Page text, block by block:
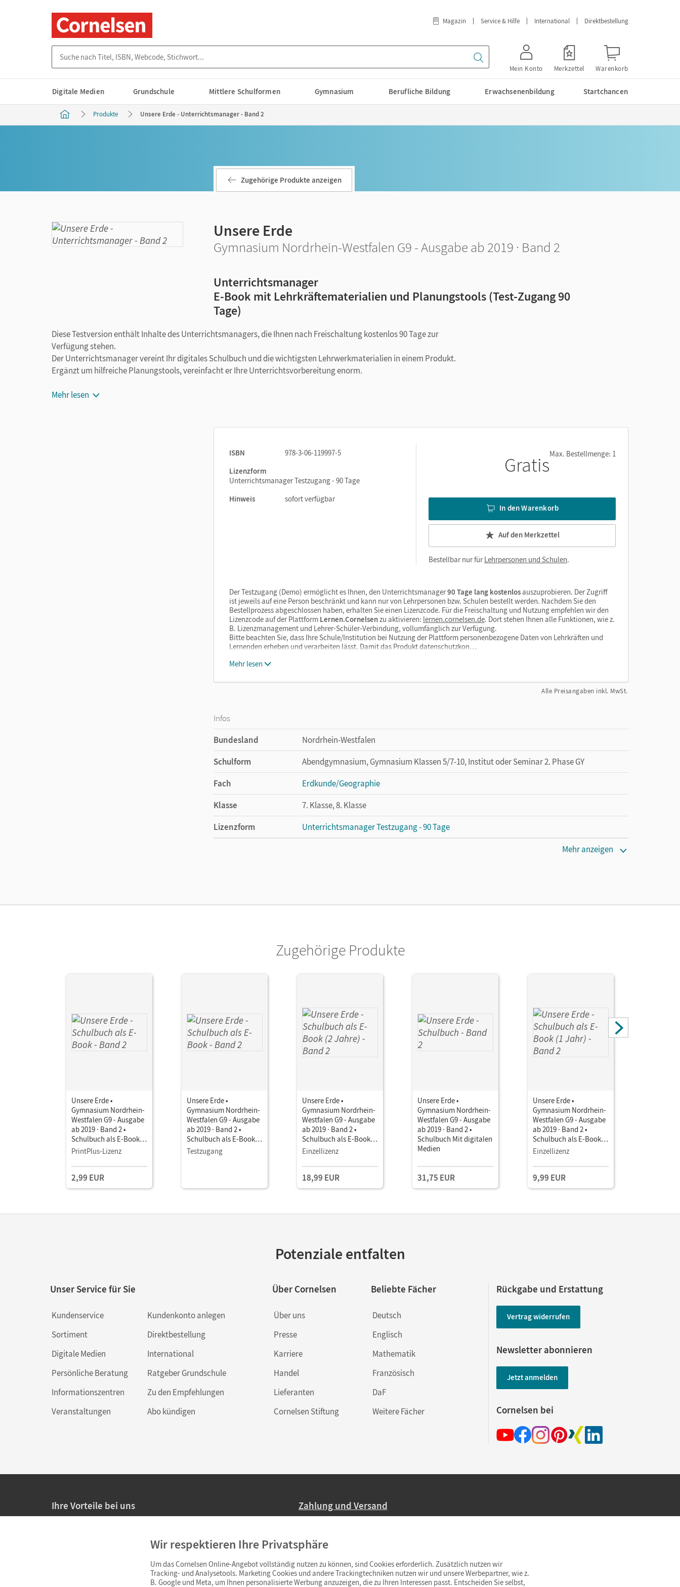
Magazin Service & Hilfe International Direktbestellung
Mein Konto Merkzettel Warenkorb
Digitale Medien Grundschule Mittlere Schulformen Gymnasium Berufliche Bildung Erwachsenenbildung Startchancen
Produkte Unsere Erde - Unterrichtsmanager - Band 2
Zugehörige Produkte anzeigen
Unsere Erde
Gymnasium Nordrhein-Westfalen G9 - Ausgabe ab 2019 · Band 2
Unterrichtsmanager
E-Book mit Lehrkräftematerialien und Planungstools (Test-Zugang 90
Tage)
Diese Testversion enthält Inhalte des Unterrichtsmanagers, die Ihnen nach Freischaltung kostenlos 90 Tage zur
Verfügung stehen.
Der Unterrichtsmanager vereint Ihr digitales Schulbuch und die wichtigsten Lehrwerkmaterialien in einem Produkt.
Ergänzt um hilfreiche Planungstools, vereinfacht er Ihre Unterrichtsvorbereitung enorm.
Mehr lesen
ISBN
978-3-06-119997-5
Lizenzform
Unterrichtsmanager Testzugang - 90 Tage
Hinweis
sofort verfügbar
GratisMax. Bestellmenge: 1
In den Warenkorb
Auf den Merkzettel
Bestellbar nur fürLehrpersonen und Schulen.
Der Testzugang (Demo) ermöglicht es Ihnen, den Unterrichtsmanager90 Tage lang kostenlosauszuprobieren. Der Zugriff
ist jeweils auf eine Person beschränkt und kann nur von Lehrpersonen bzw. Schulen bestellt werden. Nachdem Sie den
Bestellprozess abgeschlossen haben, erhalten Sie einen Lizenzcode. Für die Freischaltung und Nutzung empfehlen wir den
Lizenzcode auf der Plattform Lernen.Cornelsenzu aktivieren: lernen.cornelsen.de. Dort stehen Ihnen alle Funktionen, wie z.
B. Lizenzmanagement und Lehrer-Schüler-Verbindung, vollumfänglich zur Verfügung.
Bitte beachten Sie, dass Ihre Schule/Institution bei Nutzung der Plattform personenbezogene Daten von Lehrkräften und
Lernenden erheben und verarbeiten lässt. Damit das Produkt datenschutzkon…
Mehr lesen
Alle Preisangaben inkl. MwSt.
Infos
Bundesland
Nordrhein-Westfalen
Schulform
Abendgymnasium, Gymnasium Klassen 5/7-10, Institut oder Seminar 2. Phase GY
Fach
Erdkunde/Geographie
Klasse
7. Klasse, 8. Klasse
Lizenzform
Unterrichtsmanager Testzugang - 90 Tage
Mehr anzeigen
Zugehörige Produkte
Unsere Erde •
Gymnasium Nordrhein-
Westfalen G9 - Ausgabe
ab 2019 · Band 2 •
Schulbuch als E-Book
Mit Medien
PrintPlus-Lizenz
2,99 EUR
Unsere Erde •
Gymnasium Nordrhein-
Westfalen G9 - Ausgabe
ab 2019 · Band 2 •
Schulbuch als E-Book
Mit Medien
Testzugang
Unsere Erde •
Gymnasium Nordrhein-
Westfalen G9 - Ausgabe
ab 2019 · Band 2 •
Schulbuch als E-Book (2
Jahre) Mit Medien
Einzellizenz
18,99 EUR
Unsere Erde •
Gymnasium Nordrhein-
Westfalen G9 - Ausgabe
ab 2019 · Band 2 •
Schulbuch Mit digitalen
Medien
31,75 EUR
Unsere Erde •
Gymnasium Nordrhein-
Westfalen G9 - Ausgabe
ab 2019 · Band 2 •
Schulbuch als E-Book (1
Jahr) Mit Medien
Einzellizenz
9,99 EUR
Potenziale entfalten
Unser Service für Sie
Kundenservice
Sortiment
Digitale Medien
Persönliche Beratung
Informationszentren
Veranstaltungen
Kundenkonto anlegen
Direktbestellung
International
Ratgeber Grundschule
Zu den Empfehlungen
Abo kündigen
Über Cornelsen
Über uns
Presse
Karriere
Handel
Lieferanten
Cornelsen Stiftung
Beliebte Fächer
Deutsch
Englisch
Mathematik
Französisch
DaF
Weitere Fächer
Rückgabe und Erstattung
Vertrag widerrufen
Newsletter abonnieren
Jetzt anmelden
Cornelsen bei
Ihre Vorteile bei uns
Persönliche Angebote für Lehrkräfte
Sicheres Einkaufen mit SSL-Verschlüsselung
Zahlung und Versand
Ab 59,– EUR Bestellwert liefern wir versandkostenfrei innerhalb Deutschlands
(Lieferung in 3–6 Tagen).
Wir respektieren Ihre Privatsphäre
Um das Cornelsen Online-Angebot vollständig nutzen zu können, sind Cookies erforderlich. Zusätzlich nutzen wir
Tracking- und Analysetools. Marketing Cookies und andere Trackingtechniken nutzen wir und unsere Werbepartner, wie z.
B. Google und Meta, um Ihnen personalisierte Werbung anzuzeigen, die zu Ihren Interessen passt. Entscheiden Sie selbst,